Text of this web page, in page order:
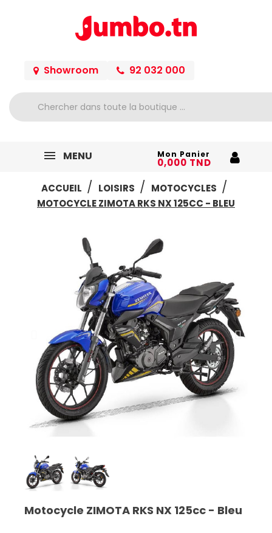
Showroom 92 032 000
MENU Mon Panier
0,000 TND
ACCUEIL
LOISIRS
MOTOCYCLES
MOTOCYCLE ZIMOTA RKS NX 125CC - BLEU
Motocycle ZIMOTA RKS NX 125cc - Bleu